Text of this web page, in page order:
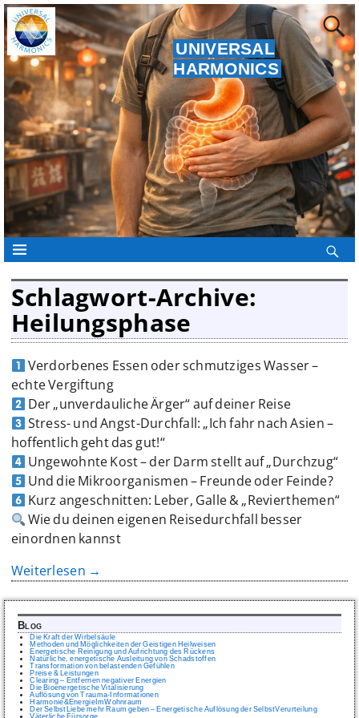
UNIVERSAL
HARMONICS
Schlagwort-Archive:
Heilungsphase
Verdorbenes Essen oder schmutziges Wasser –
echte Vergiftung
Der „unverdauliche Ärger“ auf deiner Reise
Stress- und Angst-Durchfall: „Ich fahr nach Asien –
hoffentlich geht das gut!“
Ungewohnte Kost – der Darm stellt auf „Durchzug“
Und die Mikroorganismen – Freunde oder Feinde?
Kurz angeschnitten: Leber, Galle & „Revierthemen“
Wie du deinen eigenen Reisedurchfall besser
einordnen kannst
Weiterlesen →
Blog
Die Kraft der Wirbelsäule
Methoden und Möglichkeiten der Geistigen Heilweisen
Energetische Reinigung und Aufrichtung des Rückens
Natürliche, energetische Ausleitung von Schadstoffen
Transformation von belastenden Gefühlen
Preise & Leistungen
Clearing – Entfernen negativer Energien
Die Bioenergetische Vitalisierung
Auflösung von Trauma-Informationen
Harmonie&EnergieImWohnraum
Der SelbstLiebe mehr Raum geben – Energetische Auflösung der SelbstVerurteilung